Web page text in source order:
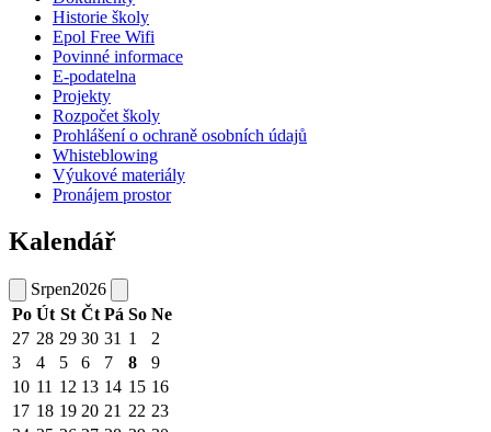
Historie školy
Epol Free Wifi
Povinné informace
E-podatelna
Projekty
Rozpočet školy
Prohlášení o ochraně osobních údajů
Whisteblowing
Výukové materiály
Pronájem prostor
Kalendář
Srpen2026
Po Út St Čt Pá So Ne
27 28 29 30 31 1
2
3
4 5 6 7 8
9
10 11 12 13 14 15 16
17 18 19 20 21 22 23